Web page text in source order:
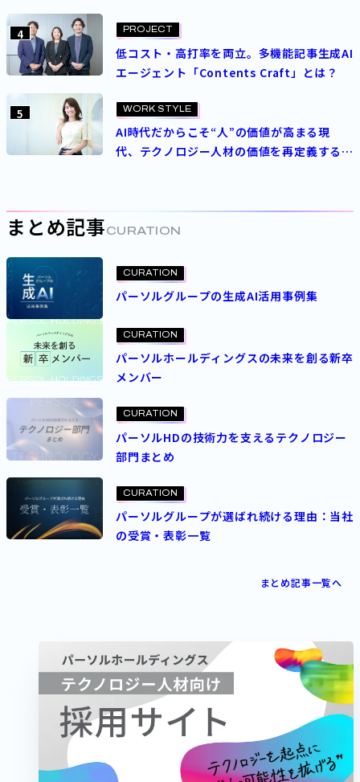
4 PROJECT
低コスト・高打率を両立。多機能記事生成AI
エージェント「Contents Craft」とは？
5 WORK STYLE
AI時代だからこそ“人”の価値が高まる現
代、テクノロジー人材の価値を再定義する
まとめ記事 CURATION
CURATION
パーソルグループの生成AI活用事例集
CURATION
パーソルホールディングスの未来を創る新卒
メンバー
CURATION
パーソルHDの技術力を支えるテクノロジー
部門まとめ
CURATION
パーソルグループが選ばれ続ける理由：当社
の受賞・表彰一覧
まとめ記事一覧へ